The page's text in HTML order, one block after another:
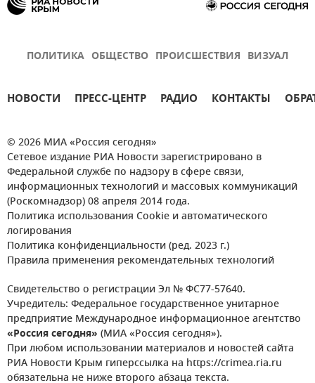
ПОЛИТИКА ОБЩЕСТВО ПРОИСШЕСТВИЯ ВИЗУАЛ
НОВОСТИ ПРЕСС-ЦЕНТР РАДИО КОНТАКТЫ
© 2026 МИА «Россия сегодня»
Сетевое издание РИА Новости зарегистрировано в
Федеральной службе по надзору в сфере связи,
информационных технологий и массовых коммуникаций
(Роскомнадзор) 08 апреля 2014 года.
Политика использования Cookie и автоматического
логирования
Политика конфиденциальности (ред. 2023 г.)
Правила применения рекомендательных технологий
Свидетельство о регистрации Эл № ФС77-57640.
Учредитель: Федеральное государственное унитарное
предприятие Международное информационное агентство
«Россия сегодня» (МИА «Россия сегодня»).
При любом использовании материалов и новостей сайта
РИА Новости Крым гиперссылка на https://crimea.ria.ru
обязательна не ниже второго абзаца текста.